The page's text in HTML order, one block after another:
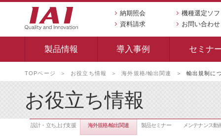
納期照会
機種選定ソ
資料請求
お問い合わせ
製品情報 導入事例 セミナ
TOPページ お役立ち情報 海外規格/輸出関連 輸出規制に
お役立ち情報
設計・立ち上げ支援 海外規格/輸出関連 製品セミナー メンテナンス動